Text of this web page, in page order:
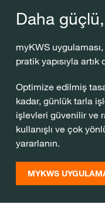
Daha
myKWS
pratik yapısıyla
Optimize edilmiş
kadar, günlük tarla
işlevleri güvenilir ve
kullanışlı ve çok
yararlanın.
MYKWS